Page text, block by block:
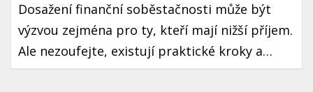
Dosažení finanční soběstačnosti může být
výzvou zejména pro ty, kteří mají nižší příjem.
Ale nezoufejte, existují praktické kroky a
strategie, které vám mohou pomoci tento cíl